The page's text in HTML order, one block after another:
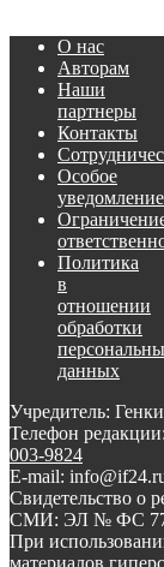
О нас
Авторам
Наши
партнеры
Контакты
Особое
уведомление
Политика
в
отношении
обработки
данных
Учредитель:
Телефон редакции:
003-9824
E-mail:
Свидетельство о
СМИ: ЭЛ № ФС 77
При
материалов